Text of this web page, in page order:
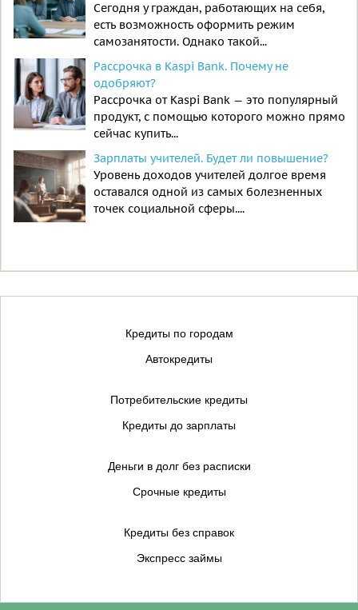
Сегодня у граждан, работающих на себя,
есть возможность оформить режим
самозанятости. Однако такой...
Рассрочка в Kaspi Bank. Почему не
одобряют?
Рассрочка от Kaspi Bank — это популярный
продукт, с помощью которого можно прямо
сейчас купить...
Зарплаты учителей. Будет ли повышение?
Уровень доходов учителей долгое время
оставался одной из самых болезненных
точек социальной сферы....
Кредиты по городам
Автокредиты
Потребительские кредиты
Кредиты до зарплаты
Деньги в долг без расписки
Срочные кредиты
Кредиты без справок
Экспресс займы